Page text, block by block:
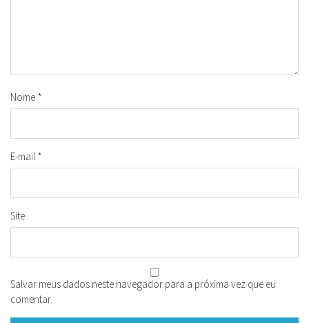
Nome *
E-mail *
Site
Salvar meus dados neste navegador para a próxima vez que eu
comentar.